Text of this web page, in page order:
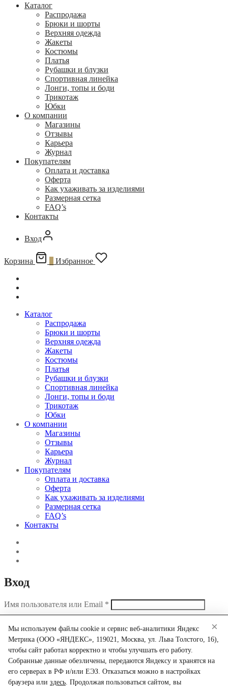
Каталог
Распродажа
Брюки и шорты
Верхняя одежда
Жакеты
Костюмы
Платья
Рубашки и блузки
Спортивная линейка
Лонги, топы и боди
Трикотаж
Юбки
О компании
Магазины
Отзывы
Карьера
Журнал
Покупателям
Оплата и доставка
Оферта
Как ухаживать за изделиями
Размерная сетка
FAQ’s
Контакты
Вход
Корзина Избранное
Каталог
Распродажа
Брюки и шорты
Верхняя одежда
Жакеты
Костюмы
Платья
Рубашки и блузки
Спортивная линейка
Лонги, топы и боди
Трикотаж
Юбки
О компании
Магазины
Отзывы
Карьера
Журнал
Покупателям
Оплата и доставка
Оферта
Как ухаживать за изделиями
Размерная сетка
FAQ’s
Контакты
Вход
Имя пользователя или Email *
Запомнить меня Забыли свой пароль?
Войти
Search
×
Мы используем файлы cookie и сервис веб-аналитики Яндекс
Метрика (ООО «ЯНДЕКС», 119021, Москва, ул. Льва Толстого, 16),
чтобы сайт работал корректно и чтобы улучшать его работу.
Собранные данные обезличены, передаются Яндексу и хранятся на
его серверах в РФ и/или ЕЭЗ. Отказаться можно в настройках
браузера или здесь. Продолжая пользоваться сайтом, вы